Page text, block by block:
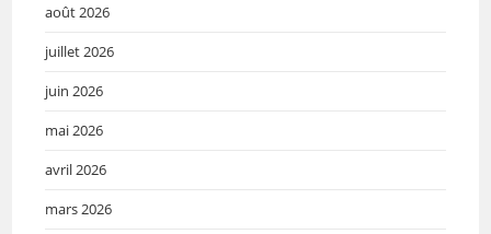
août 2026
juillet 2026
juin 2026
mai 2026
avril 2026
mars 2026